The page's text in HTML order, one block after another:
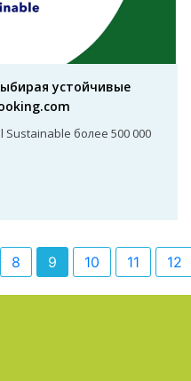
устойчивые
более 500 000
8 9 10 11 12